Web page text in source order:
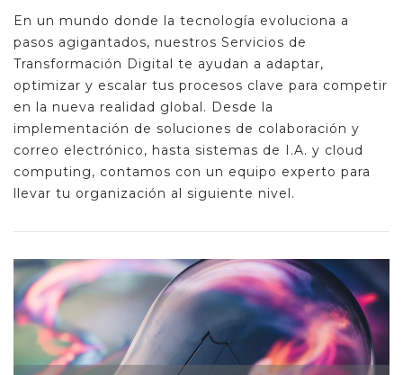
En un mundo donde la tecnología evoluciona a
pasos agigantados, nuestros Servicios de
Transformación Digital te ayudan a adaptar,
optimizar y escalar tus procesos clave para competir
en la nueva realidad global. Desde la
implementación de soluciones de colaboración y
correo electrónico, hasta sistemas de I.A. y cloud
computing, contamos con un equipo experto para
llevar tu organización al siguiente nivel.